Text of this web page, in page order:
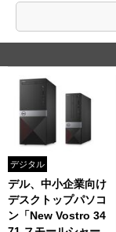
デジタル
デル、中小企業向け
デスクトップパソコ
ン「New Vostro 34